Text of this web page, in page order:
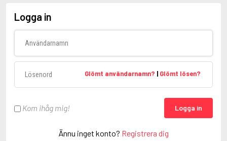
Logga in
Glömt användarnamn? | Glömt lösen?
Kom ihåg mig! Logga in
Ännu inget konto? Registrera dig